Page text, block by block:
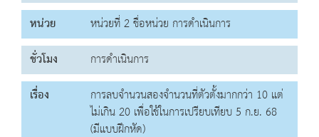
หน่วย
หน่วยที่ 2 ชื่อหน่วย การดำเนินการ
ชั่วโมง
การดำเนินการ
เรื่อง
การลบจำนวนสองจำนวนที่ตัวตั้งมากกว่า 10 แต่
ไม่เกิน 20 เพื่อใช้ในการเปรียบเทียบ 5 ก.ย. 68
(มีแบบฝึกหัด)